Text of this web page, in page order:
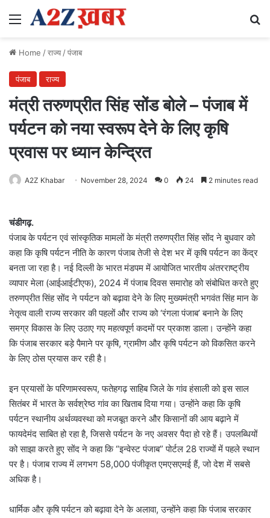
Menu
Home /राज्य/पंजाब
पंजाब राज्य
मंत्री तरुणप्रीत सिंह सोंड बोले – पंजाब में
पर्यटन को नया स्वरूप देने के लिए कृषि
प्रवास पर ध्यान केन्द्रित
A2Z Khabar November 28, 2024 0 24 2 minutes read
चंडीगढ़.
पंजाब के पर्यटन एवं सांस्कृतिक मामलों के मंत्री तरुणप्रीत सिंह सोंद ने बुधवार को
कहा कि कृषि पर्यटन नीति के कारण पंजाब तेजी से देश भर में कृषि पर्यटन का केंद्र
बनता जा रहा है। नई दिल्ली के भारत मंडपम में आयोजित भारतीय अंतरराष्ट्रीय
व्यापार मेला (आईआईटीएफ), 2024 में पंजाब दिवस समारोह को संबोधित करते हुए
तरुणप्रीत सिंह सोंद ने पर्यटन को बढ़ावा देने के लिए मुख्यमंत्री भगवंत सिंह मान के
नेतृत्व वाली राज्य सरकार की पहलों और राज्य को ‘रंगला पंजाब’ बनाने के लिए
समग्र विकास के लिए उठाए गए महत्वपूर्ण कदमों पर प्रकाश डाला। उन्होंने कहा
कि पंजाब सरकार बड़े पैमाने पर कृषि, ग्रामीण और कृषि पर्यटन को विकसित करने
के लिए ठोस प्रयास कर रही है।
इन प्रयासों के परिणामस्वरूप, फतेहगढ़ साहिब जिले के गांव हंसाली को इस साल
सितंबर में भारत के सर्वश्रेष्ठ गांव का खिताब दिया गया। उन्होंने कहा कि कृषि
पर्यटन स्थानीय अर्थव्यवस्था को मजबूत करने और किसानों की आय बढ़ाने में
फायदेमंद साबित हो रहा है, जिससे पर्यटन के नए अवसर पैदा हो रहे हैं। उपलब्धियों
को साझा करते हुए सोंद ने कहा कि “इन्वेस्ट पंजाब” पोर्टल 28 राज्यों में पहले स्थान
पर है। पंजाब राज्य में लगभग 58,000 पंजीकृत एमएसएमई हैं, जो देश में सबसे
अधिक है।
धार्मिक और कृषि पर्यटन को बढ़ावा देने के अलावा, उन्होंने कहा कि पंजाब सरकार